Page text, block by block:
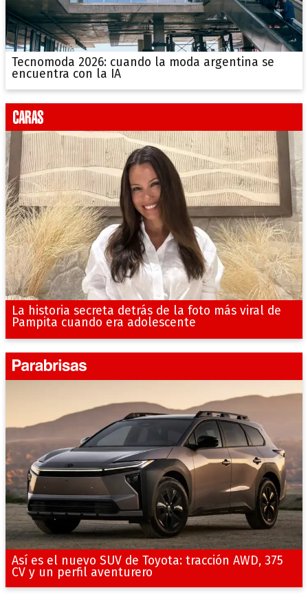
Tecnomoda 2026: cuando la moda argentina se
encuentra con la IA
La historia secreta detrás de la foto más viral de
Pampita cuando era adolescente
Así es el nuevo SUV de Toyota: tracción AWD, 375
CV y un perfil aventurero